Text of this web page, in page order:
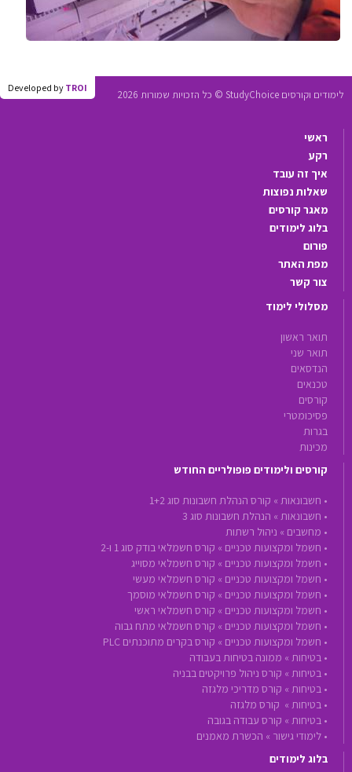
Developed by TROI
לימודים וקורסים StudyChoice © כל הזכויות שמורות 2026
ראשי
רקע
איך זה עובד
שאלות נפוצות
מאגר קורסים
בלוג לימודים
פורום
מפת האתר
צור קשר
מסלולי לימוד
תואר ראשון
תואר שני
הנדסאים
טכנאים
קורסים
פסיכומטרי
בגרות
מכינות
קורסים ולימודים פופולריים החודש
• חשבונאות » קורס הנהלת חשבונות סוג 1+2
• חשבונאות » הנהלת חשבונות סוג 3
• מחשבים » ניהול רשתות
• חשמל ומקצועות טכניים » קורס חשמלאי בודק סוג 1 ו-2
• חשמל ומקצועות טכניים » קורס חשמלאי מסוייג
• חשמל ומקצועות טכניים » קורס חשמלאי מעשי
• חשמל ומקצועות טכניים » קורס חשמלאי מוסמך
• חשמל ומקצועות טכניים » קורס חשמלאי ראשי
• חשמל ומקצועות טכניים » קורס חשמלאי מתח גבוה
• חשמל ומקצועות טכניים » קורס בקרים מתוכנתים PLC
• בטיחות » ממונה בטיחות בעבודה
• בטיחות » קורס ניהול פרויקטים בבניה
• בטיחות » קורס מדריכי מלגזה
• בטיחות » קורס מלגזה
• בטיחות » קורס עבודה בגובה
• לימודי גישור » הכשרת מאמנים
בלוג לימודים